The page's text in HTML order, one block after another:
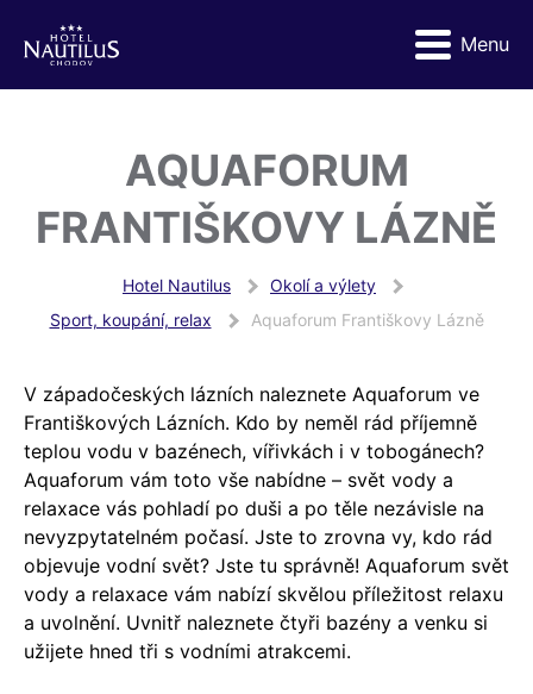
Menu
AQUAFORUM
FRANTIŠKOVY LÁZNĚ
Hotel Nautilus
Okolí a výlety
Sport, koupání, relax
Aquaforum Františkovy Lázně
V západočeských lázních naleznete Aquaforum ve
Františkových Lázních. Kdo by neměl rád příjemně
teplou vodu v bazénech, vířivkách i v tobogánech?
Aquaforum vám toto vše nabídne – svět vody a
relaxace vás pohladí po duši a po těle nezávisle na
nevyzpytatelném počasí. Jste to zrovna vy, kdo rád
objevuje vodní svět? Jste tu správně! Aquaforum svět
vody a relaxace vám nabízí skvělou příležitost relaxu
a uvolnění. Uvnitř naleznete čtyři bazény a venku si
užijete hned tři s vodními atrakcemi.